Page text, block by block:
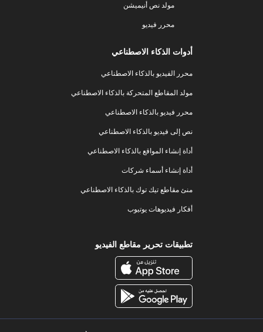
مولد نص أنيميشن
محرر فيديو
أدوات الذكاء الاصطناعي
محرر الفيديو بالذكاء الاصطناعي
مولد المقاطع المتحركة بالذكاء الاصطناعي
محرر فيديو بالذكاء الاصطناعي
نص إلى فيديو بالذكاء الاصطناعي
أداة إنشاء المواقع بالذكاء الاصطناعي
أداة إنشاء أسماء شركات
منئ مقاطع تيك توك بالذكاء الاصطناعي
أفكار فيديوهات يوتيوب
تطبيقات تحرير مقاطع الفيديو